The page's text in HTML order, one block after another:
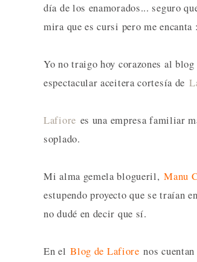
día de los enamorados... seguro
mira que es cursi pero me encanta
Yo no traigo hoy corazones al
espectacular aceitera cortesía de
Lafiore es una empresa familiar
soplado.
Mi alma gemela blogueril,Manu
estupendo proyecto que se traían
no dudé en decir que sí.
En elBlog de Lafiore nos